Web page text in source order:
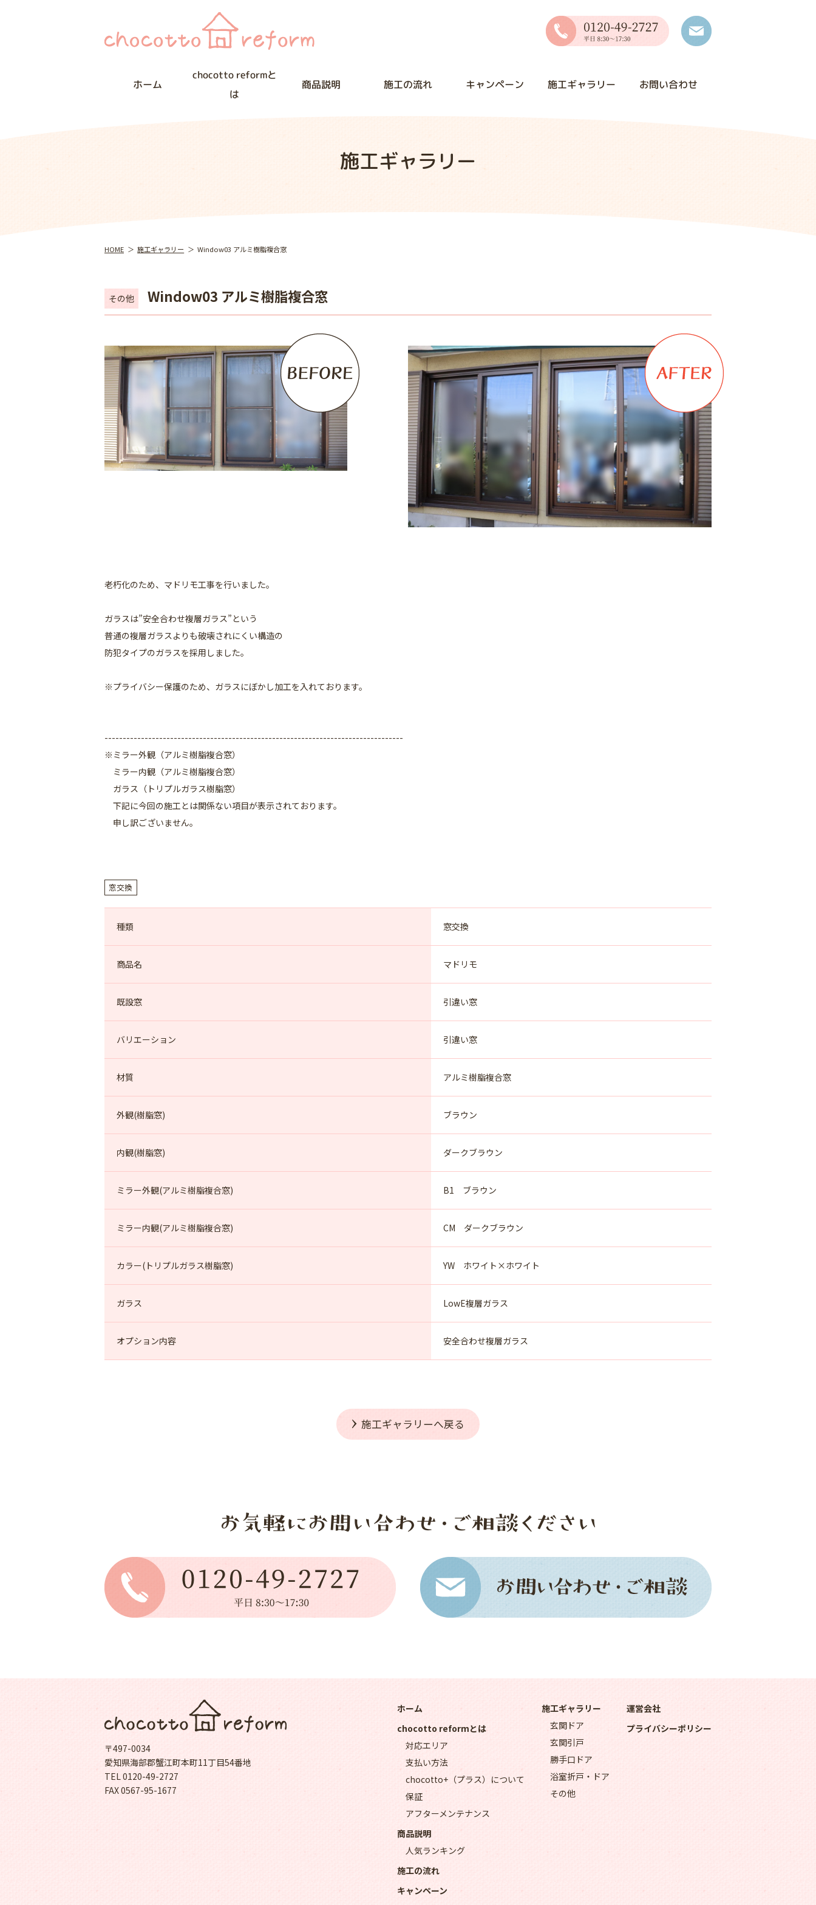
ホーム
chocotto reformと
は
商品説明 施工の流れ キャンペーン 施工ギャラリー お問い合わせ
施工ギャラリー
HOME 施工ギャラリー Window03 アルミ樹脂複合窓
その他 Window03 アルミ樹脂複合窓
老朽化のため、マドリモ工事を行いました。
ガラスは”安全合わせ複層ガラス”という
普通の複層ガラスよりも破壊されにくい構造の
防犯タイプのガラスを採用しました。
※プライバシー保護のため、ガラスにぼかし加工を入れております。
----------------------------------------------------------------------------------
※ミラー外観（アルミ樹脂複合窓）
ミラー内観（アルミ樹脂複合窓）
ガラス（トリプルガラス樹脂窓）
下記に今回の施工とは関係ない項目が表示されております。
申し訳ございません。
窓交換
種類 窓交換
商品名 マドリモ
既設窓 引違い窓
バリエーション 引違い窓
材質 アルミ樹脂複合窓
外観(樹脂窓) ブラウン
内観(樹脂窓) ダークブラウン
ミラー外観(アルミ樹脂複合窓) B1 ブラウン
ミラー内観(アルミ樹脂複合窓) CM ダークブラウン
カラー(トリプルガラス樹脂窓) YW ホワイト×ホワイト
ガラス LowE複層ガラス
オプション内容 安全合わせ複層ガラス
施工ギャラリーへ戻る
〒497-0034
愛知県海部郡蟹江町本町11丁目54番地
TEL 0120-49-2727
FAX 0567-95-1677
ホーム
chocotto reformとは
対応エリア
支払い方法
chocotto+（プラス）について
保証
アフターメンテナンス
商品説明
人気ランキング
施工の流れ
キャンペーン
施工ギャラリー
玄関ドア
玄関引戸
勝手口ドア
浴室折戸・ドア
その他
運営会社
プライバシーポリシー